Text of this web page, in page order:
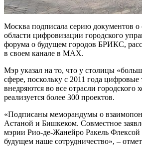
Москва подписала серию документов о
области цифровизации городского
форума о будущем городов БРИКС,
в своем канале в МАХ.
Мэр указал на то, что у столицы
сфере, поскольку с 2011 года цифровые
внедряются во все отрасли городского
реализуется более 300 проектов.
«Подписаны меморандумы о
Астаной и Бишкеком. Совместное
мэрии Рио-де-Жанейро Ракель Флексой
будущем наше сотрудничество», –